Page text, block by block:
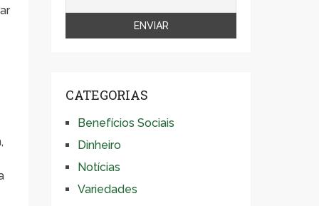
CATEGORIAS
Benefícios Sociais
Dinheiro
Notícias
Variedades